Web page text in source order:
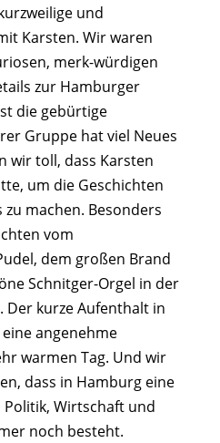
und
Karsten. Wir waren
merk-würdigen
zur Hamburger
die gebürtige
Gruppe hat viel Neues
wir toll, dass Karsten
um die Geschichten
machen. Besonders
vom
dem großen Brand
Schnitger-Orgel in der
Der kurze Aufenthalt in
angenehme
warmen Tag. Und wir
dass in Hamburg eine
Wirtschaft und
noch besteht.